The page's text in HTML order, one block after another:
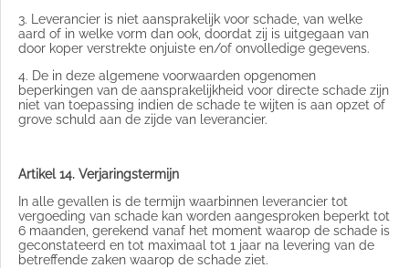
3. Leverancier is niet aansprakelijk voor schade, van welke
aard of in welke vorm dan ook, doordat zij is uitgegaan van
door koper verstrekte onjuiste en/of onvolledige gegevens.
4. De in deze algemene voorwaarden opgenomen
beperkingen van de aansprakelijkheid voor directe schade zijn
niet van toepassing indien de schade te wijten is aan opzet of
grove schuld aan de zijde van leverancier.
Artikel 14. Verjaringstermijn
In alle gevallen is de termijn waarbinnen leverancier tot
vergoeding van schade kan worden aangesproken beperkt tot
6 maanden, gerekend vanaf het moment waarop de schade is
geconstateerd en tot maximaal tot 1 jaar na levering van de
betreffende zaken waarop de schade ziet.